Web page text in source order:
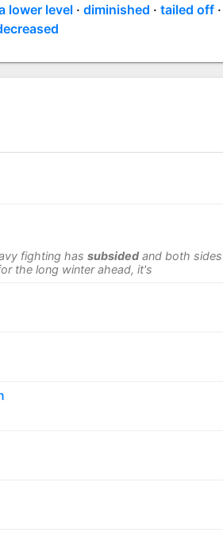
lower level diminished
tailed off
fighting has subsidedand both sides
the long winter ahead, it's